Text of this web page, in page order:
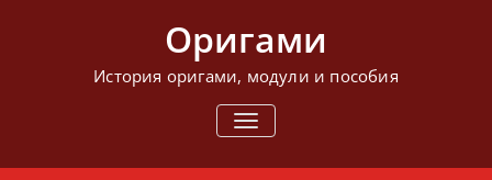
Оригами
История оригами, модули и пособия
ПОКАЗАТЬ/
СКРЫТЬ